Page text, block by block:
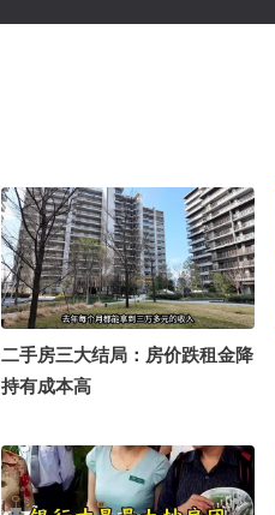
二手房三大结局：房价跌租金降
持有成本高